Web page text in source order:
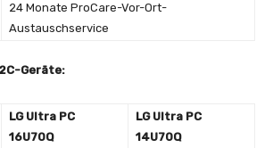
24 Monate ProCare-Vor-Ort-
Austauschservice
Geräte:
LG Ultra PC
16U70Q
LG Ultra PC
14U70Q